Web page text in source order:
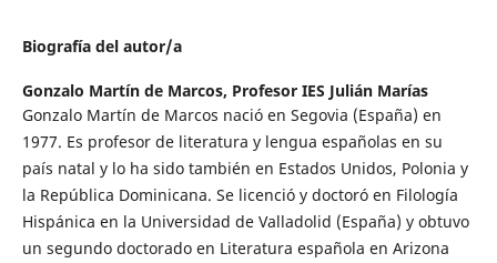
Biografía del autor/a
Gonzalo Martín de Marcos, Profesor IES Julián Marías
Gonzalo Martín de Marcos nació en Segovia (España) en
1977. Es profesor de literatura y lengua españolas en su
país natal y lo ha sido también en Estados Unidos, Polonia y
la República Dominicana. Se licenció y doctoró en Filología
Hispánica en la Universidad de Valladolid (España) y obtuvo
un segundo doctorado en Literatura española en Arizona